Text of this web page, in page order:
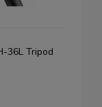
36L Tripod